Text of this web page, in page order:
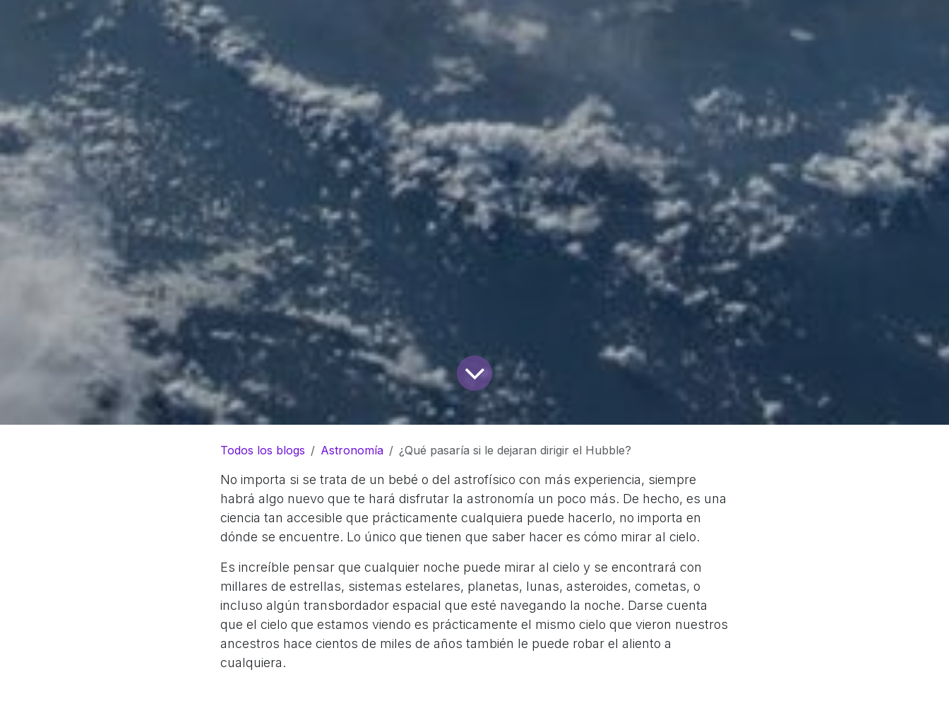
Todos los blogs Astronomía ¿Qué pasaría si le dejaran dirigir el Hubble?
No importa si se trata de un bebé o del astrofísico con más experiencia, siempre
habrá algo nuevo que te hará disfrutar la astronomía un poco más. De hecho, es una
ciencia tan accesible que prácticamente cualquiera puede hacerlo, no importa en
dónde se encuentre. Lo único que tienen que saber hacer es cómo mirar al cielo.
Es increíble pensar que cualquier noche puede mirar al cielo y se encontrará con
millares de estrellas, sistemas estelares, planetas, lunas, asteroides, cometas, o
incluso algún transbordador espacial que esté navegando la noche. Darse cuenta
que el cielo que estamos viendo es prácticamente el mismo cielo que vieron nuestros
ancestros hace cientos de miles de años también le puede robar el aliento a
cualquiera.